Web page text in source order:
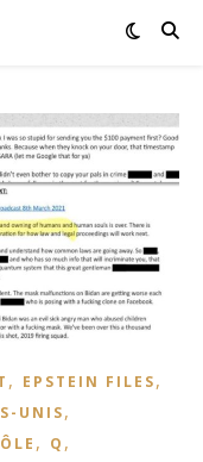
, EPSTEIN FILES,
UNIS,
, Q ,